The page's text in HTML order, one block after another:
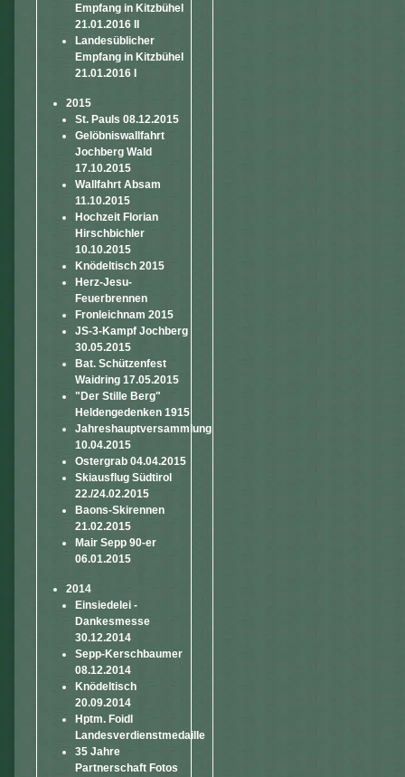
Empfang in Kitzbühel
21.01.2016 II
Landesüblicher
Empfang in Kitzbühel
21.01.2016 I
2015
St. Pauls 08.12.2015
Gelöbniswallfahrt
Jochberg Wald
17.10.2015
Wallfahrt Absam
11.10.2015
Hochzeit Florian
Hirschbichler
10.10.2015
Knödeltisch 2015
Herz-Jesu-
Feuerbrennen
Fronleichnam 2015
JS-3-Kampf Jochberg
30.05.2015
Bat. Schützenfest
Waidring 17.05.2015
"Der Stille Berg"
Heldengedenken 1915
Jahreshauptversammlung
10.04.2015
Ostergrab 04.04.2015
Skiausflug Südtirol
22./24.02.2015
Baons-Skirennen
21.02.2015
Mair Sepp 90-er
06.01.2015
2014
Einsiedelei -
Dankesmesse
30.12.2014
Sepp-Kerschbaumer
08.12.2014
Knödeltisch
20.09.2014
Hptm. Foidl
Landesverdienstmedaille
35 Jahre
Partnerschaft Fotos